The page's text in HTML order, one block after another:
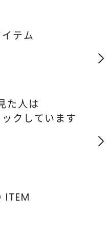
テム
た人は
クしています
ITEM